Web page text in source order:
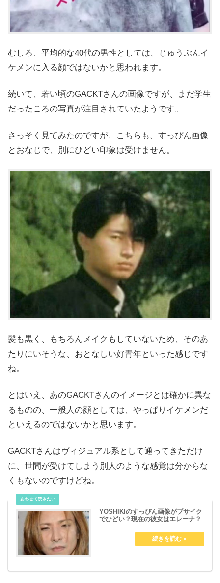
むしろ、平均的な40代の男性としては、じゅうぶんイ
ケメンに入る顔ではないかと思われます。
続いて、若い頃のGACKTさんの画像ですが、まだ学生
だったころの写真が注目されていたようです。
さっそく見てみたのですが、こちらも、すっぴん画像
とおなじで、別にひどい印象は受けません。
髪も黒く、もちろんメイクもしていないため、そのあ
たりにいそうな、おとなしい好青年といった感じです
ね。
とはいえ、あのGACKTさんのイメージとは確かに異な
るものの、 一般人の顔としては、やっぱりイケメンだ
といえるのではないかと思います。
GACKTさんはヴィジュアル系として通ってきただけ
に、世間が受けてしまう別人のような感覚は分からな
くもないのですけどね。
YOSHIKIのすっぴん画像がブサイク
でひどい？現在の彼女はエレーナ？